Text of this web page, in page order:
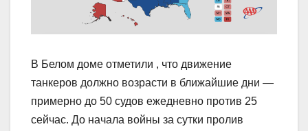
В Белом доме отметили , что движение
танкеров должно возрасти в ближайшие дни —
примерно до 50 судов ежедневно против 25
сейчас. До начала войны за сутки пролив